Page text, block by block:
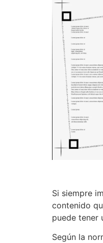
Si siempre
contenido
puede tener
Según la